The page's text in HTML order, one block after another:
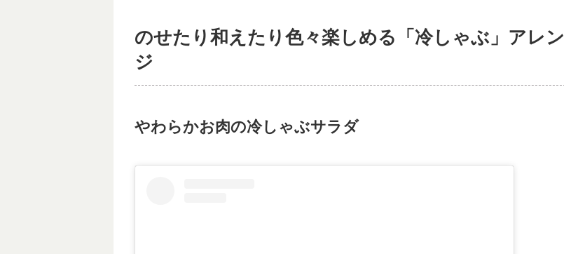
のせたり和えたり色々楽しめる「冷しゃぶ」アレン
ジ
やわらかお肉の冷しゃぶサラダ